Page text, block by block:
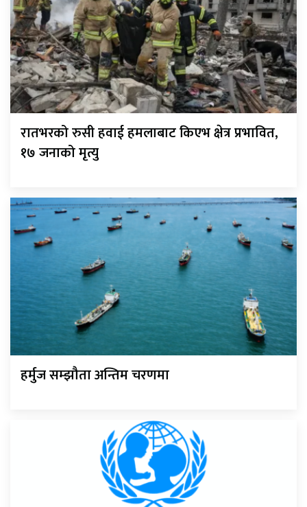
रातभरको रुसी हवाई हमलाबाट किएभ क्षेत्र प्रभावित,
१७ जनाको मृत्यु
हर्मुज सम्झौता अन्तिम चरणमा